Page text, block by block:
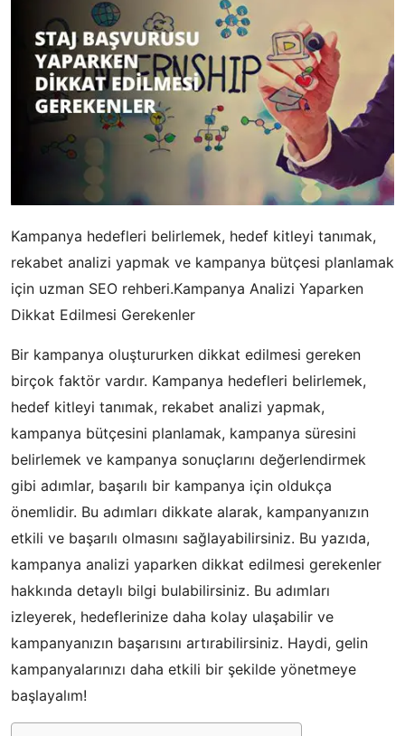
Kampanya hedefleri belirlemek, hedef kitleyi tanımak,
rekabet analizi yapmak ve kampanya bütçesi planlamak
için uzman SEO rehberi.Kampanya Analizi Yaparken
Dikkat Edilmesi Gerekenler
Bir kampanya oluştururken dikkat edilmesi gereken
birçok faktör vardır. Kampanya hedefleri belirlemek,
hedef kitleyi tanımak, rekabet analizi yapmak,
kampanya bütçesini planlamak, kampanya süresini
belirlemek ve kampanya sonuçlarını değerlendirmek
gibi adımlar, başarılı bir kampanya için oldukça
önemlidir. Bu adımları dikkate alarak, kampanyanızın
etkili ve başarılı olmasını sağlayabilirsiniz. Bu yazıda,
kampanya analizi yaparken dikkat edilmesi gerekenler
hakkında detaylı bilgi bulabilirsiniz. Bu adımları
izleyerek, hedeflerinize daha kolay ulaşabilir ve
kampanyanızın başarısını artırabilirsiniz. Haydi, gelin
kampanyalarınızı daha etkili bir şekilde yönetmeye
başlayalım!